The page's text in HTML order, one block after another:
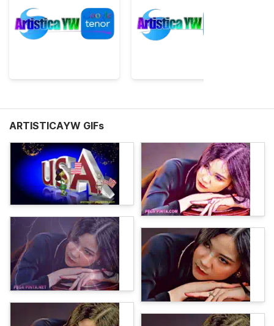
ARTISTICAYW GIFs